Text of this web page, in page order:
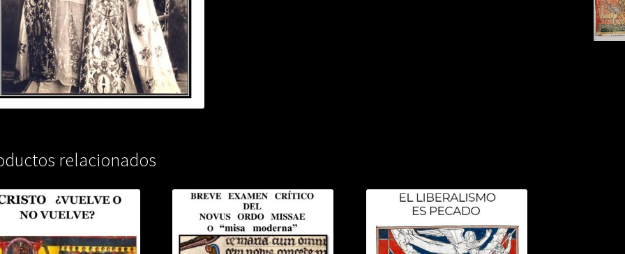
relacionados